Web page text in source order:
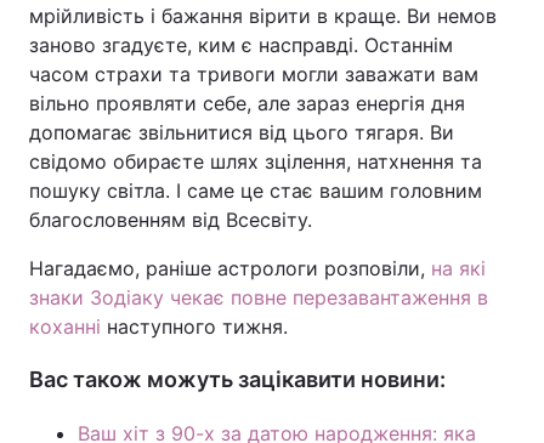
мрійливість і бажання вірити в краще. Ви немов
заново згадуєте, ким є насправді. Останнім
часом страхи та тривоги могли заважати вам
вільно проявляти себе, але зараз енергія дня
допомагає звільнитися від цього тягаря. Ви
свідомо обираєте шлях зцілення, натхнення та
пошуку світла. І саме це стає вашим головним
благословенням від Всесвіту.
Нагадаємо, раніше астрологи розповіли, на які
знаки Зодіаку чекає повне перезавантаження в
коханні наступного тижня.
Вас також можуть зацікавити новини:
Ваш хіт з 90-х за датою народження: яка